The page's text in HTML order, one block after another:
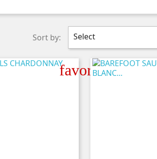
Sort by: Select
favorite_border